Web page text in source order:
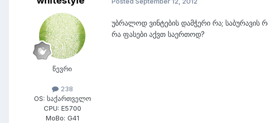
წევრი
238
OS: საქართველო
CPU: E5700
MoBo: G41
უბრალოდ ვინტების დამჭერი რა;
რა ფასები აქვთ საერთოდ?